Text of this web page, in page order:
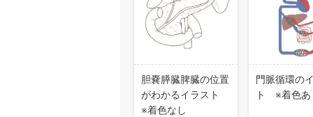
胆嚢膵臓脾臓の位置
がわかるイラスト
※着色なし
門脈循環の
ト ※着色あ